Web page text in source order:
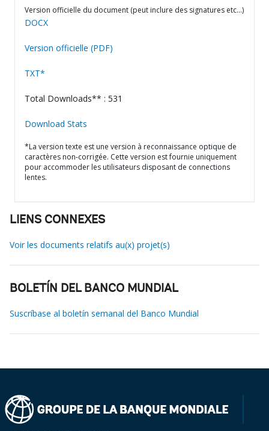
Version officielle du document (peut inclure des signatures etc…)
DOCX
Version officielle (PDF)
TXT*
Total Downloads** : 531
Download Stats
*La version texte est une version à reconnaissance optique de
caractères non-corrigée. Cette version est fournie uniquement
pour accommoder les utilisateurs disposant de connections
lentes.
LIENS CONNEXES
Voir les documents relatifs au(x) projet(s)
BOLETÍN DEL BANCO MUNDIAL
Suscríbase al boletín semanal del Banco Mundial